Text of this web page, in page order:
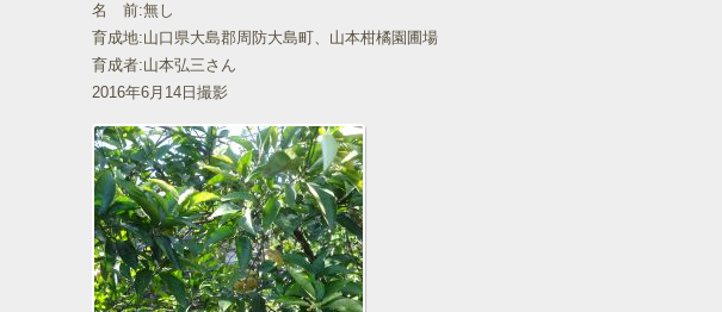
名 前:無し
育成地:山口県大島郡周防大島町、山本柑橘園圃場
育成者:山本弘三さん
2016年6月14日撮影